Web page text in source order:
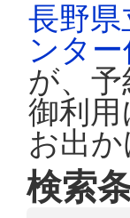
長野
ンタ
が、
御利
お出か
検索